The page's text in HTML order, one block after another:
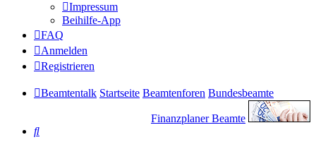
Impressum
Beihilfe-App
FAQ
Anmelden
Registrieren
Beamtentalk Startseite Beamtenforen Bundesbeamte
Finanzplaner Beamte
Suche